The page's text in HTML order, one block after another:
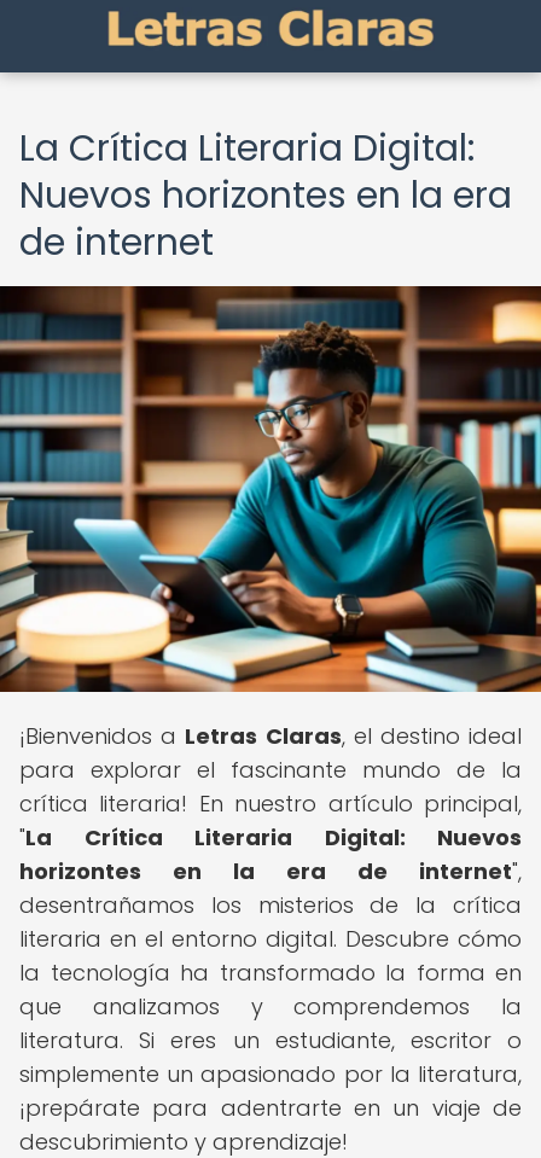
La Crítica Literaria Digital:
Nuevos horizontes en la era
de internet
¡Bienvenidos a Letras Claras, el destino ideal
para explorar el fascinante mundo de la
crítica literaria! En nuestro artículo principal,
"La Crítica Literaria Digital: Nuevos
horizontes en la era de internet",
desentrañamos los misterios de la crítica
literaria en el entorno digital. Descubre cómo
la tecnología ha transformado la forma en
que analizamos y comprendemos la
literatura. Si eres un estudiante, escritor o
simplemente un apasionado por la literatura,
¡prepárate para adentrarte en un viaje de
descubrimiento y aprendizaje!